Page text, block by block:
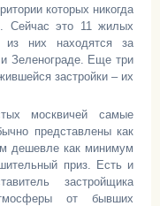
которых никогда
Сейчас это 11 жилых
из них находятся за
Зеленограде. Еще три
застройки – их
москвичей самые
представлены как
дешевле как минимум
приз. Есть и
застройщика
от бывших